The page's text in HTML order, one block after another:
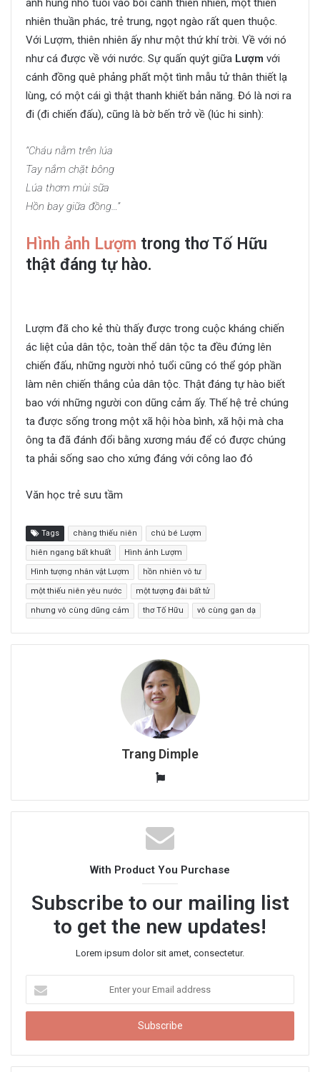
anh hùng nhỏ tuổi vào bối cảnh thiên nhiên, một thiên
nhiên thuần phác, trẻ trung, ngọt ngào rất quen thuộc.
Với Lượm, thiên nhiên ấy như một thứ khí trời. Về với nó
như cá được về với nước. Sự quấn quýt giữa Lượm với
cánh đồng quê phảng phất một tình mẫu tử thân thiết lạ
lùng, có một cái gì thật thanh khiết bản năng. Đó là nơi ra
đi (đi chiến đấu), cũng là bờ bến trở về (lúc hi sinh):
“Cháu nằm trên lúa
Tay nắm chặt bông
Lúa thơm mùi sữa
Hồn bay giữa đồng…”
Hình ảnh Lượm trong thơ Tố Hữu
thật đáng tự hào.
Lượm đã cho kẻ thù thấy được trong cuộc kháng chiến
ác liệt của dân tộc, toàn thể dân tộc ta đều đứng lên
chiến đấu, những người nhỏ tuổi cũng có thể góp phần
làm nên chiến thắng của dân tộc. Thật đáng tự hào biết
bao với những người con dũng cảm ấy. Thế hệ trẻ chúng
ta được sống trong một xã hội hòa bình, xã hội mà cha
ông ta đã đánh đổi bằng xương máu để có được chúng
ta phải sống sao cho xứng đáng với công lao đó
Văn học trẻ sưu tầm
Tags chàng thiếu niên chú bé Lượm
hiên ngang bất khuất Hình ảnh Lượm
Hình tượng nhân vật Lượm hồn nhiên vô tư
một thiếu niên yêu nước một tượng đài bất tử
nhưng vô cùng dũng cảm thơ Tố Hữu vô cùng gan dạ
Trang Dimple
W
b
s
i
e
With Product You Purchase
Subscribe to our mailing list
to get the new updates!
Lorem ipsum dolor sit amet, consectetur.
t
r
y